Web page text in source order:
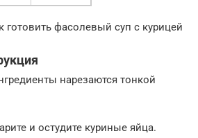
готовить фасолевый суп с курицей
нарезаются тонкой
и остудите куриные яйца.